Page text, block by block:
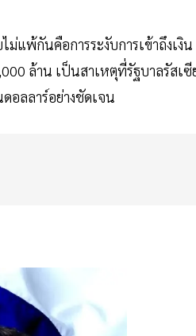
แพ้กันคือการระงับการเข้าถึงเงิน
ล้าน เป็นสาเหตุที่รัฐบาลรัสเซี
อลลาร์อย่างชัดเจน